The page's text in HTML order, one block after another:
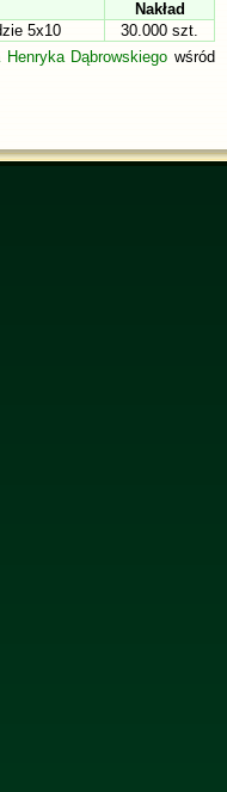
Nakład
5x10
30.000 szt.
Henryka Dąbrowskiego wśród